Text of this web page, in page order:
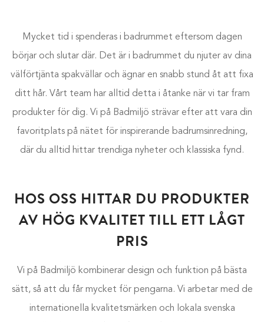
Mycket tid i spenderas i badrummet eftersom dagen
börjar och slutar där. Det är i badrummet du njuter av dina
välförtjänta spakvällar och ägnar en snabb stund åt att fixa
ditt hår. Vårt team har alltid detta i åtanke när vi tar fram
produkter för dig. Vi på Badmiljö strävar efter att vara din
favoritplats på nätet för inspirerande badrumsinredning,
där du alltid hittar trendiga nyheter och klassiska fynd.
HOS OSS HITTAR DU PRODUKTER
AV HÖG KVALITET TILL ETT LÅGT
PRIS
Vi på Badmiljö kombinerar design och funktion på bästa
sätt, så att du får mycket för pengarna. Vi arbetar med de
internationella kvalitetsmärken och lokala svenska